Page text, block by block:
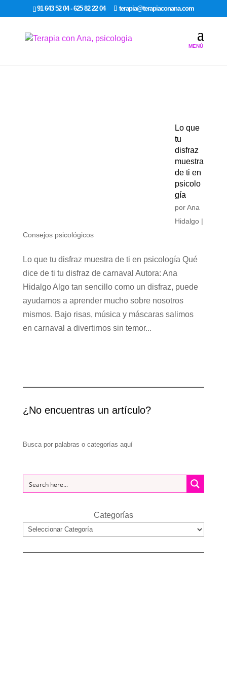
google-site-verification: google7dcda757e565a307.html
91 643 52 04 - 625 82 22 04 terapia@terapiaconana.com
Lo que
tu
disfraz
muestra
de ti en
psicolo
gía
porAna
Hidalgo|
Consejos psicológicos
Lo que tu disfraz muestra de ti en psicología Qué
dice de ti tu disfraz de carnaval Autora: Ana
Hidalgo Algo tan sencillo como un disfraz, puede
ayudarnos a aprender mucho sobre nosotros
mismos. Bajo risas, música y máscaras salimos
en carnaval a divertirnos sin temor...
¿No encuentras un artículo?
Busca por palabras o categorías aquí
Categorías